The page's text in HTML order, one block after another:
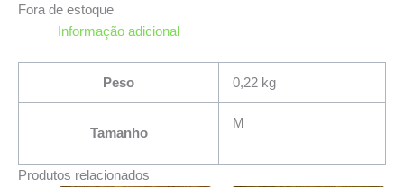
Fora de estoque
Informação adicional
Peso 0,22 kg
Tamanho
M
Produtos relacionados